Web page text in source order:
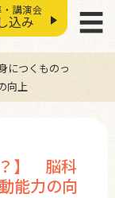
講演会
込み ☰
につくものっ
向上
？】 脳科
能力の向